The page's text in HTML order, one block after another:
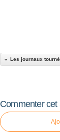
Les journaux
Commenter cet